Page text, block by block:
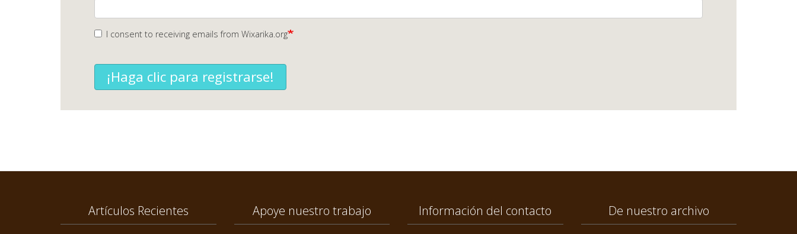
I consent to receiving emails from Wixarika.org
¡Haga clic para registrarse!
Artículos Recientes Apoye nuestro trabajo Información del contacto De nuestro archivo